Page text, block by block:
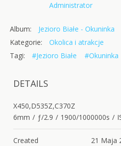
Administrator
Album:
Jezioro Białe - Okuninka
Kategorie:
Okolica i atrakcje
Tagi:
#Jezioro Białe #Okuninka
DETAILS
X450,D535Z,C370Z
6mm / ƒ/2.9 / 1900/1000000s /
Created
21 Maja